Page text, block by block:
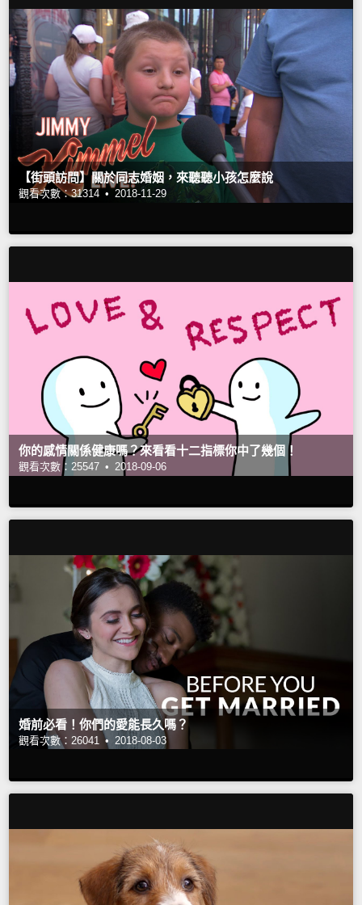
【街頭訪問】關於同志婚姻，來聽聽小孩怎麼說
觀看次數：31314 • 2018-11-29
你的感情關係健康嗎？來看看十二指標你中了幾個！
觀看次數：25547 • 2018-09-06
婚前必看！你們的愛能長久嗎？
觀看次數：26041 • 2018-08-03